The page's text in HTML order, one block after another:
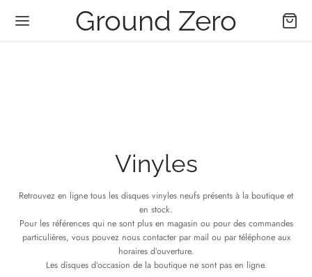
Ground Zero
Vinyles
Retrouvez en ligne tous les disques vinyles neufs présents à la boutique et
en stock.
Pour les références qui ne sont plus en magasin ou pour des commandes
particulières, vous pouvez nous contacter par mail ou par téléphone aux
horaires d’ouverture.
Les disques d’occasion de la boutique ne sont pas en ligne.